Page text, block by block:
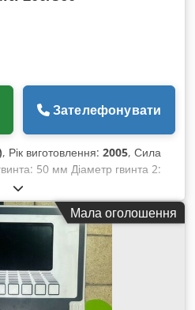
Зателефонувати
, Рік виготовлення: 2005, Сила
50 мм Діаметр гвинта 2:
Відстань між стійками V: 580
580 мм Тип:
Привід:
клапан
Мала оголошення